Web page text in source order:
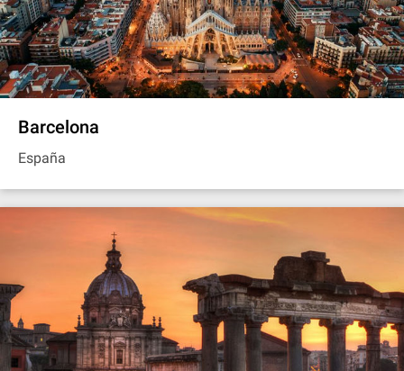
Barcelona
España